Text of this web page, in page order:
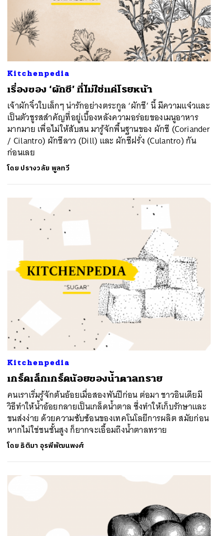
Kitchenpedia
เรื่องของ ‘ผักชี’ ที่ไม่ใช่แค่โรยหน้า
เจ้าผักจิ๋วใบเล็กๆ น่ารักอย่างตระกูล ‘ผักชี’ นี้ มีความแจ๋วและ
เป็นตัวชูรสสำคัญที่อยู่เบื้องหลังความอร่อยของเมนูอาหาร
มากมาย เพื่อไม่ให้สับสน มารู้จักพื้นฐานของ ผักชี (Coriander
/ Cilantro) ผักชีลาว (Dill) และ ผักชีฝรั่ง (Culantro) กัน
ก่อนเลย
โดย ปรางวลัย พูลทวี
Kitchenpedia
เกร็ดเล็กเกร็ดน้อยของน้ำตาลทราย
คนเราเริ่มรู้จักต้นอ้อยเมื่อสองพันปีก่อน ต่อมา ชาวอินเดียมี
วิธีทำให้น้ำอ้อยกลายเป็นเกล็ดน้ำตาล ซึ่งทำให้เก็บรักษาและ
ขนส่งง่าย ด้วยความซับซ้อนของเทคโนโลยีการผลิต สมัยก่อน
หากไม่ใช่ชนชั้นสูง ก็ยากจะเอื้อมถึงน้ำตาลทราย
โดย ธิติมา อุรพีพัฒนพงศ์